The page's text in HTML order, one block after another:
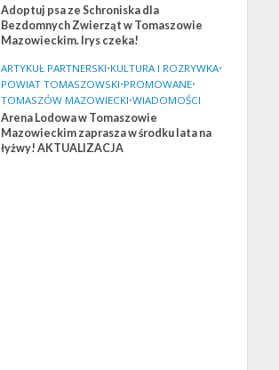
Adoptuj psa ze Schroniska dla
Bezdomnych Zwierząt w Tomaszowie
Mazowieckim. Irys czeka!
ARTYKUŁ PARTNERSKI•KULTURA I ROZRYWKA•
POWIAT TOMASZOWSKI•PROMOWANE•
TOMASZÓW MAZOWIECKI•WIADOMOŚCI
Arena Lodowa w Tomaszowie
Mazowieckim zaprasza w środku lata na
łyżwy! AKTUALIZACJA